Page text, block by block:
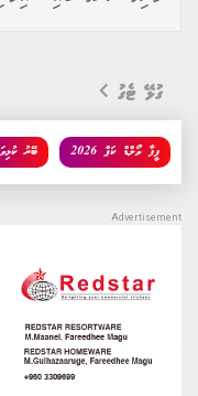
ގުޅޭ ޓެގު
ބޭރު ފީފާ ވޯލްޑް ކަޕް 2026